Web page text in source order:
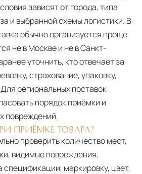
зависят от города, типа
и выбранной схемы логистики. В
обычно организуется проще.
не в Москве и не в Санкт-
уточнить, кто отвечает за
страхование, упаковку,
региональных поставок
порядок приёмки и
повреждений.
ПРИЁМКЕ ТОВАРА?
проверить количество мест,
видимые повреждения,
спецификации, маркировку, цвет,